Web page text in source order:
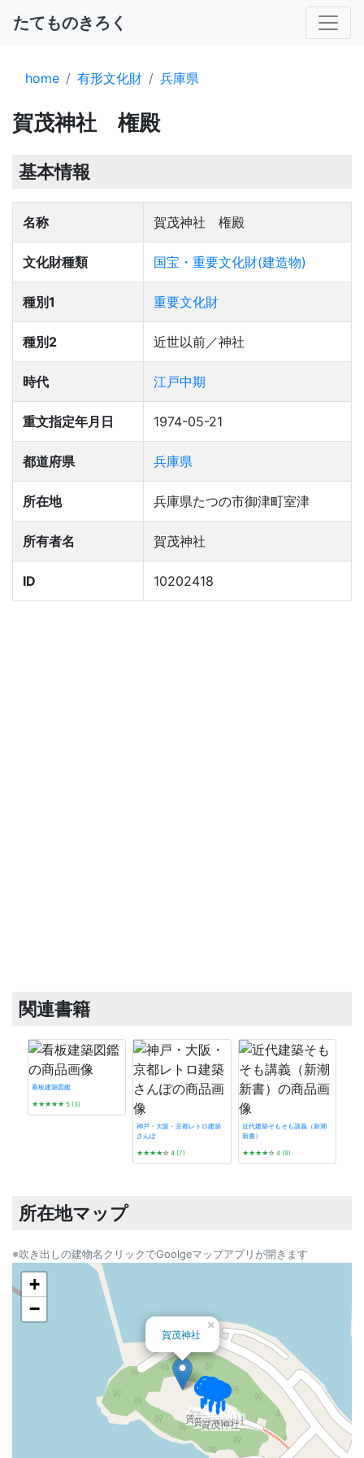
たてものきろく
home 有形文化財 兵庫県
賀茂神社 権殿
基本情報
名称 賀茂神社 権殿
文化財種類 国宝・重要文化財(建造物)
種別1 重要文化財
種別2 近世以前／神社
時代 江戸中期
重文指定年月日 1974-05-21
都道府県 兵庫県
所在地 兵庫県たつの市御津町室津
所有者名 賀茂神社
ID 10202418
関連書籍
看板建築図鑑
★★★★★ 5 (3)
神戸・大阪・京都レトロ建築
さんぽ
★★★★☆ 4 (7)
近代建築そもそも講義（新潮
新書）
★★★★☆ 4 (9)
所在地マップ
※吹き出しの建物名クリックでGoolgeマップアプリが開きます
賀茂神社
賀茂神社
賀茂神社
賀茂神社
賀茂神社
賀茂神社
賀茂神社
賀茂神社
×
+
−